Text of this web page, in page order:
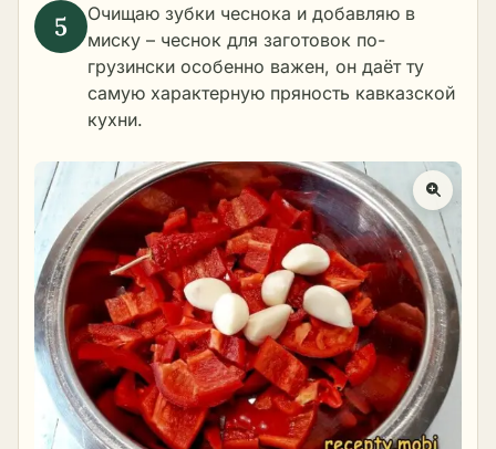
Очищаю зубки чеснока и добавляю в
миску – чеснок для заготовок по-
грузински особенно важен, он даёт ту
самую характерную пряность кавказской
кухни.